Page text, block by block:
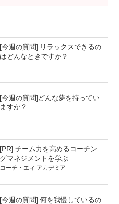
[今週の質問] リラックスできるの
はどんなときですか？
[今週の質問]どんな夢を持ってい
ますか？
[PR] チーム力を高めるコーチン
グマネジメントを学ぶ
コーチ・エィ アカデミア
[今週の質問] 何を我慢しているの